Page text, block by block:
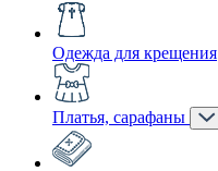
Одежда для крещения
Платья, сарафаны